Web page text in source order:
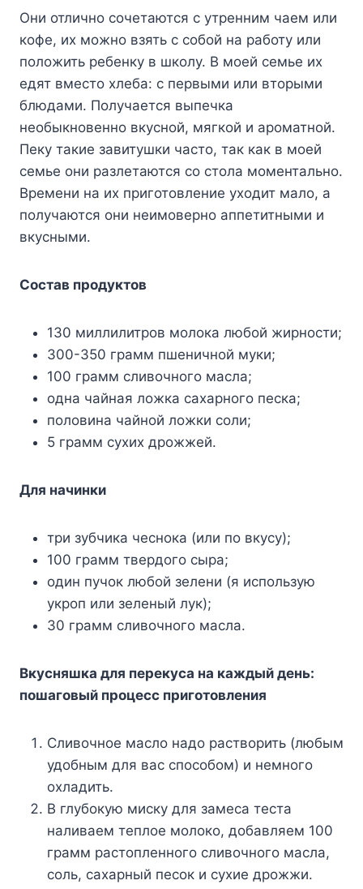
Они отлично сочетаются с утренним чаем или
кофе, их можно взять с собой на работу или
положить ребенку в школу. В моей семье их
едят вместо хлеба: с первыми или вторыми
блюдами. Получается выпечка
необыкновенно вкусной, мягкой и ароматной.
Пеку такие завитушки часто, так как в моей
семье они разлетаются со стола моментально.
Времени на их приготовление уходит мало, а
получаются они неимоверно аппетитными и
вкусными.
Состав продуктов
130 миллилитров молока любой жирности;
300-350 грамм пшеничной муки;
100 грамм сливочного масла;
одна чайная ложка сахарного песка;
половина чайной ложки соли;
5 грамм сухих дрожжей.
Для начинки
три зубчика чеснока (или по вкусу);
100 грамм твердого сыра;
один пучок любой зелени (я использую
укроп или зеленый лук);
30 грамм сливочного масла.
Вкусняшка для перекуса на каждый день:
пошаговый процесс приготовления
Сливочное масло надо растворить (любым
удобным для вас способом) и немного
охладить.
В глубокую миску для замеса теста
наливаем теплое молоко, добавляем 100
грамм растопленного сливочного масла,
соль, сахарный песок и сухие дрожжи.